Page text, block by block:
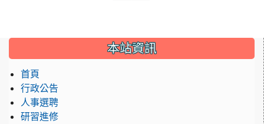
本站資訊
首頁
行政公告
人事選聘
研習進修